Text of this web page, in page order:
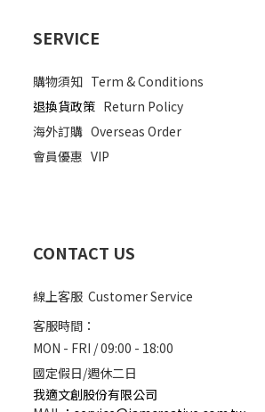
SERVICE
購物須知 Term & Conditions
退換貨政策 Return Policy
海外訂購 Overseas Order
會員優惠 VIP
CONTACT US
線上客服 Customer Service
客服時間：
MON - FRI / 09:00 - 18:00
國定假日/週休二日
我適文創股份有限公司